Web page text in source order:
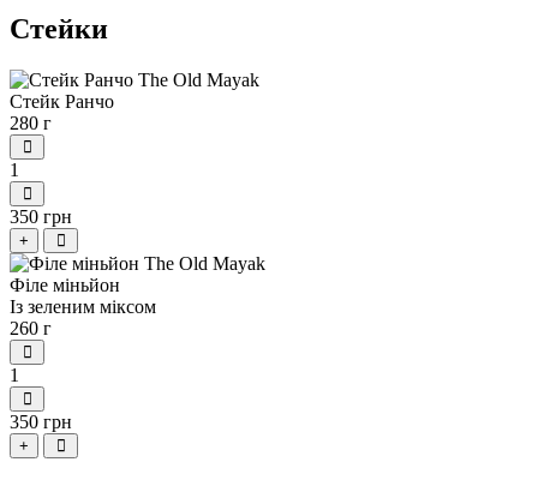
Стейки
Стейк Ранчо
280 г
1
350 грн
+
Філе міньйон
Із зеленим міксом
260 г
1
350 грн
+